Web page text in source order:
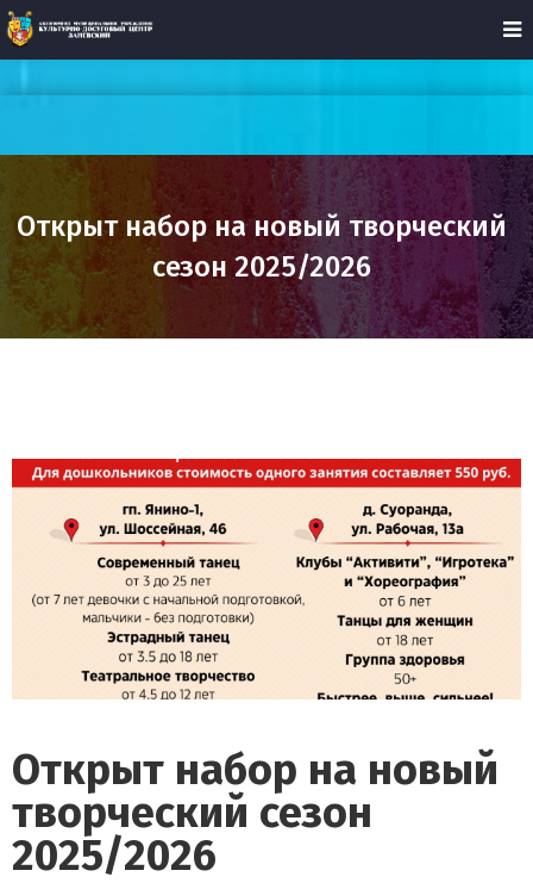
Открыт набор на новый творческий
сезон 2025/2026
Открыт набор на новый
творческий сезон
2025/2026